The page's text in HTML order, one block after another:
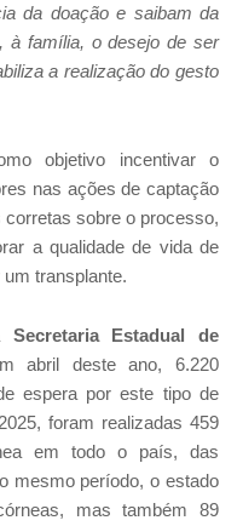
da doação e saibam da
à família, o desejo de ser
a realização do gesto
objetivo incentivar o
nas ações de captação
sobre o processo,
a qualidade de vida de
transplante.
Secretaria Estadual de
abril deste ano, 6.220
espera por este tipo de
foram realizadas 459
em todo o país, das
mesmo período, o estado
mas também 89